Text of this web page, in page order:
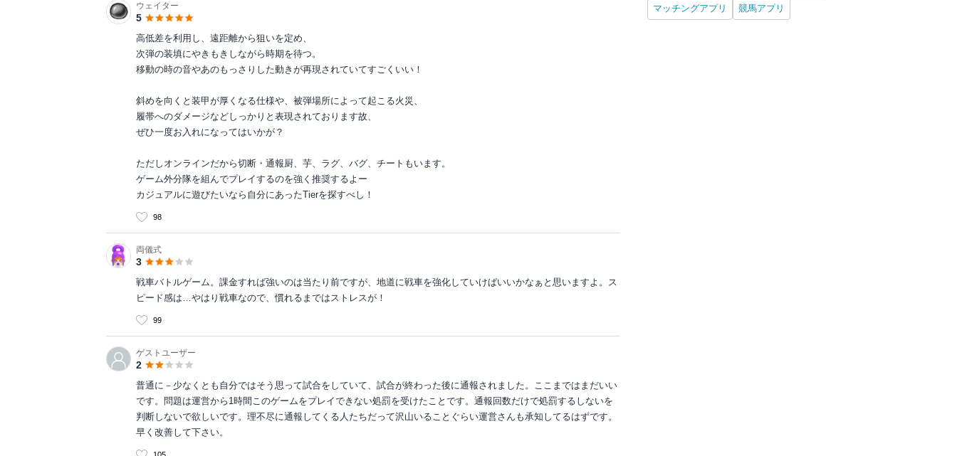
ウェイター
5
高低差を利用し、遠距離から狙いを定め、
次弾の装填にやきもきしながら時期を待つ。
移動の時の音やあのもっさりした動きが再現されていてすごくいい！
斜めを向くと装甲が厚くなる仕様や、被弾場所によって起こる火災、
履帯へのダメージなどしっかりと表現されております故、
ぜひ一度お入れになってはいかが？
ただしオンラインだから切断・通報厨、芋、ラグ、バグ、チートもいます。
ゲーム外分隊を組んでプレイするのを強く推奨するよー
カジュアルに遊びたいなら自分にあったTierを探すべし！
98
両儀式
3
戦車バトルゲーム。課金すれば強いのは当たり前ですが、地道に戦車を強化していけばいいかなぁと思いますよ。ス
ピード感は…やはり戦車なので、慣れるまではストレスが！
99
ゲストユーザー
2
普通に－少なくとも自分ではそう思って試合をしていて、試合が終わった後に通報されました。ここまではまだいい
です。問題は運営から1時間このゲームをプレイできない処罰を受けたことです。通報回数だけで処罰するしないを
判断しないで欲しいです。理不尽に通報してくる人たちだって沢山いることぐらい運営さんも承知してるはずです。
早く改善して下さい。
マッチングアプリ 競馬アプリ